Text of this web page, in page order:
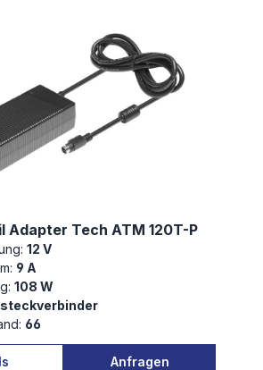
Adapter Tech ATM 120T-P
12 V
9 A
108 W
66
Anfragen